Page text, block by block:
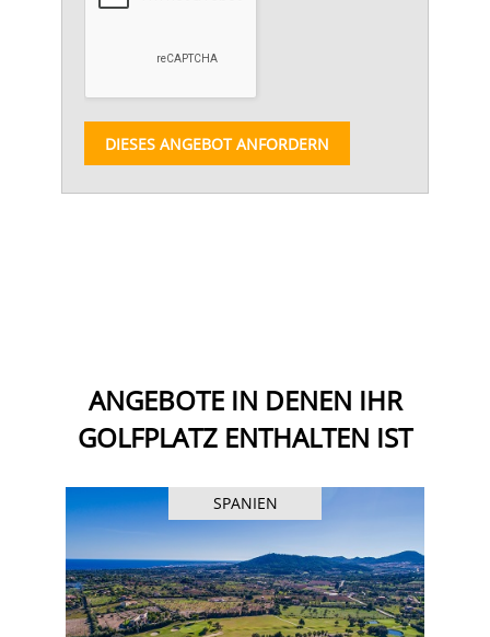
DIESES ANGEBOT ANFORDERN
ANGEBOTE IN DENEN IHR
GOLFPLATZ ENTHALTEN IST
SPANIEN